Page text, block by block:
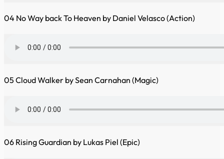
04 No Way back To Heaven by Daniel Velasco (Action)
05 Cloud Walker by Sean Carnahan (Magic)
06 Rising Guardian by Lukas Piel (Epic)